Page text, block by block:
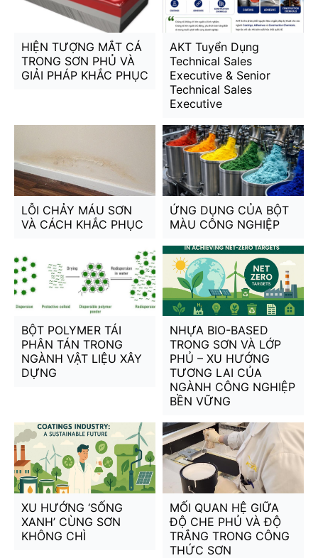
HIỆN TƯỢNG MẮT CÁ
TRONG SƠN PHỦ VÀ
GIẢI PHÁP KHẮC PHỤC
AKT Tuyển Dụng
Technical Sales
Executive & Senior
Technical Sales
Executive
LỖI CHẢY MÁU SƠN
VÀ CÁCH KHẮC PHỤC
ỨNG DỤNG CỦA BỘT
MÀU CÔNG NGHIỆP
BỘT POLYMER TÁI
PHÂN TÁN TRONG
NGÀNH VẬT LIỆU XÂY
DỰNG
NHỰA BIO-BASED
TRONG SƠN VÀ LỚP
PHỦ – XU HƯỚNG
TƯƠNG LAI CỦA
NGÀNH CÔNG NGHIỆP
BỀN VỮNG
XU HƯỚNG ‘SỐNG
XANH’ CÙNG SƠN
KHÔNG CHÌ
MỐI QUAN HỆ GIỮA
ĐỘ CHE PHỦ VÀ ĐỘ
TRẮNG TRONG CÔNG
THỨC SƠN